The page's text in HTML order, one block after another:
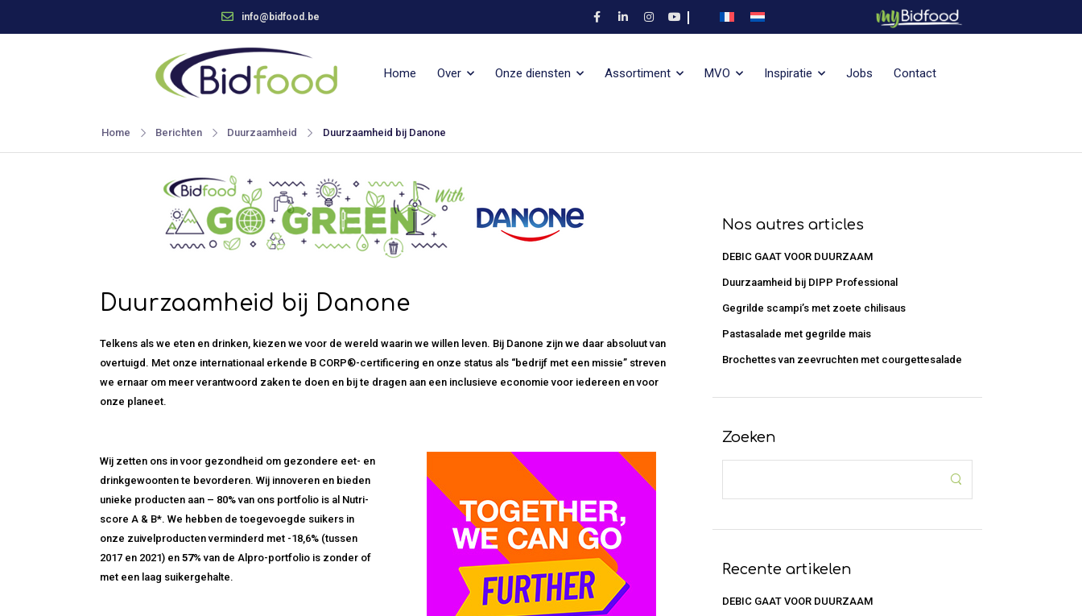
info@bidfood.be
Home Over Onze diensten Assortiment MVO Inspiratie Jobs Contact
Home Berichten Duurzaamheid Duurzaamheid bij Danone
Nos autres articles
DEBIC GAAT VOOR DUURZAAM
Duurzaamheid bij DIPP Professional
Gegrilde scampi’s met zoete chilisaus
Pastasalade met gegrilde mais
Brochettes van zeevruchten met courgettesalade
Zoeken
Recente artikelen
DEBIC GAAT VOOR DUURZAAM
Duurzaamheid bij Danone
Telkens als we eten en drinken, kiezen we voor de wereld waarin we willen leven. Bij Danone zijn we daar absoluut van
overtuigd. Met onze internationaal erkende B CORP®-certificering en onze status als “bedrijf met een missie” streven
we ernaar om meer verantwoord zaken te doen en bij te dragen aan een inclusieve economie voor iedereen en voor
onze planeet.
Wij zetten ons in voor gezondheid om gezondere eet- en
drinkgewoonten te bevorderen. Wij innoveren en bieden
unieke producten aan – 80% van ons portfolio is al Nutri-
score A & B*. We hebben de toegevoegde suikers in
onze zuivelproducten verminderd met -18,6% (tussen
2017 en 2021) en57% van de Alpro-portfolio is zonder of
met een laag suikergehalte.